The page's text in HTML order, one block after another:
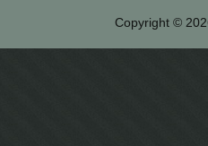
Copyright ©